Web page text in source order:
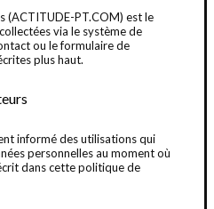
(ACTITUDE-PT.COM) est le
via le système de
ou le formulaire de
plus haut.
informé des utilisations qui
personnelles au moment où
dans cette politique de